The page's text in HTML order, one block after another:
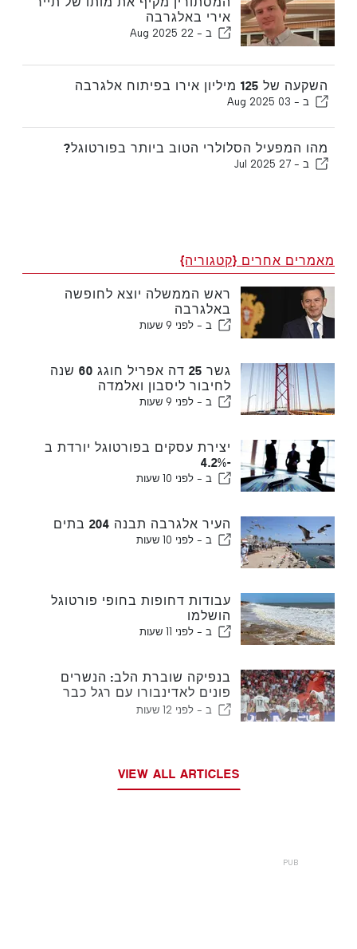
אירי באלגרבה
ב - 22 Aug 2025
השקעה של 125 מיליון אירו בפיתוח אלגרבה
ב - 03 Aug 2025
מהו המפעיל הסלולרי הטוב ביותר בפורטוגל?
ב - 27 Jul 2025
מאמרים אחרים {קטגוריה}
ראש הממשלה יוצא לחופשה
באלגרבה
ב - לפני 9 שעות
גשר 25 דה אפריל חוגג 60 שנה
לחיבור ליסבון ואלמדה
ב - לפני 9 שעות
יצירת עסקים בפורטוגל יורדת ב
-4.2%
ב - לפני 10 שעות
העיר אלגרבה תבנה 204 בתים
ב - לפני 10 שעות
עבודות דחופות בחופי פורטוגל
הושלמו
ב - לפני 11 שעות
בנפיקה שוברת הלב: הנשרים
פונים לאדינבורו עם רגל כבר
בשלב הבא
ב - לפני 12 שעות
VIEW ALL ARTICLES